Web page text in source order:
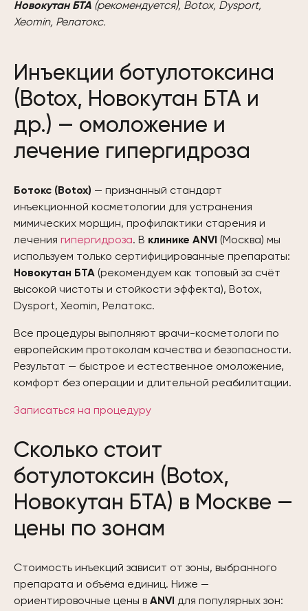
Новокутан БТА (рекомендуется), Botox, Dysport,
Xeomin, Релатокс.
Инъекции ботулотоксина
(Botox, Новокутан БТА и
др.) — омоложение и
лечение гипергидроза
Ботокс (Botox) — признанный стандарт
инъекционной косметологии для устранения
мимических морщин, профилактики старения и
лечения гипергидроза. В клинике ANVI (Москва) мы
используем только сертифицированные препараты:
Новокутан БТА (рекомендуем как топовый за счёт
высокой чистоты и стойкости эффекта), Botox,
Dysport, Xeomin, Релатокс.
Все процедуры выполняют врачи-косметологи по
европейским протоколам качества и безопасности.
Результат — быстрое и естественное омоложение,
комфорт без операции и длительной реабилитации.
Записаться на процедуру
Сколько стоит
ботулотоксин (Botox,
Новокутан БТА) в Москве —
цены по зонам
Стоимость инъекций зависит от зоны, выбранного
препарата и объёма единиц. Ниже —
ориентировочные цены в ANVI для популярных зон: